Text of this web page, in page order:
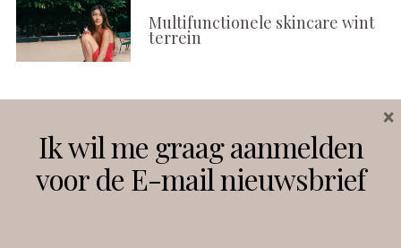
Multifunctionele skincare wint
terrein
Instagram Facebook
Ik wil me graag aanmelden
voor de E-mail nieuwsbrief
×